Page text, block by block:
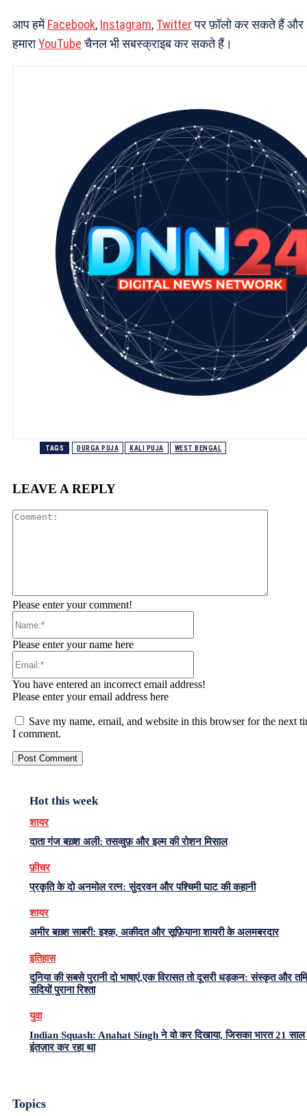
आप हमेंFacebook, Instagram, Twitterपर फ़ॉलो कर सकते हैं और
हमाराYouTubeचैनल भी सबस्क्राइब कर सकते हैं।
TAGS DURGA PUJA KALI PUJA WEST BENGAL
LEAVE A REPLY
Please enter your comment!
Please enter your name here
You have entered an incorrect email address!
Please enter your email address here
Save my name, email, and website in this browser for the next
I comment.
Hot this week
शायर
दाता गंज बख़्श अली: तसव्वुफ़ और इल्म की रोशन मिसाल
फ़ीचर
प्रकृति के दो अनमोल रत्न: सुंदरवन और पश्चिमी घाट की कहानी
शायर
अमीर बख़्श साबरी: इश्क़, अकीदत और सूफ़ियाना शायरी के अलमबरदार
इतिहास
दुनिया की सबसे पुरानी दो भाषाएं,एक विरासत तो दूसरी धड़कन: संस्कृत और
सदियों पुराना रिश्ता
युवा
Indian Squash: Anahat Singh ने वो कर दिखाया, जिसका भारत 21
इंतज़ार कर रहा था
Topics